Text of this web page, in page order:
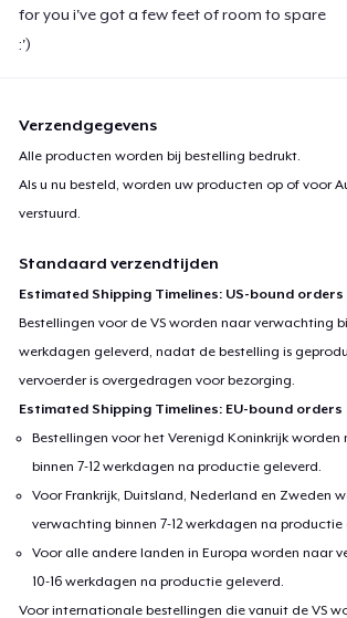
for you i've got a few feet of room to spare
:')
Verzendgegevens
Alle producten worden bij bestelling bedrukt.
Als u nu besteld, worden uw producten op of voor
verstuurd.
Standaard verzendtijden
Estimated Shipping Timelines: US-bound orders
Bestellingen voor de VS worden naar verwachting
werkdagen geleverd, nadat de bestelling is
vervoerder is overgedragen voor bezorging.
Estimated Shipping Timelines: EU-bound orders
Bestellingen voor het Verenigd Koninkrijk
binnen 7-12 werkdagen na productie geleverd.
Voor Frankrijk, Duitsland, Nederland en Zweden
verwachting binnen 7-12 werkdagen na productie
Voor alle andere landen in Europa worden naar
10-16 werkdagen na productie geleverd.
Voor internationale bestellingen die vanuit de VS